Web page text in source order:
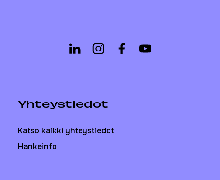
Yhteystiedot
Katso kaikki yhteystiedot
Hankeinfo